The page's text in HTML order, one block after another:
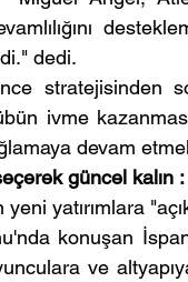
dedi.
stratejisinden
ivme
devam
güncel kalın :
yatırımlara
konuşan
ve